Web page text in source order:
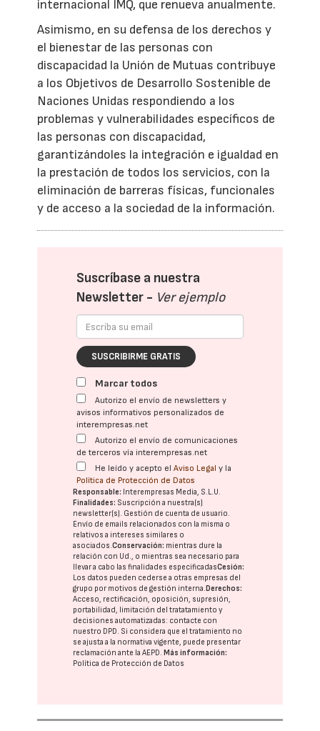
internacional IMQ, que renueva anualmente.
Asimismo, en su defensa de los derechos y
el bienestar de las personas con
discapacidad la Unión de Mutuas contribuye
a los Objetivos de Desarrollo Sostenible de
Naciones Unidas respondiendo a los
problemas y vulnerabilidades específicos de
las personas con discapacidad,
garantizándoles la integración e igualdad en
la prestación de todos los servicios, con la
eliminación de barreras físicas, funcionales
y de acceso a la sociedad de la información.
Suscríbase a nuestra
Newsletter - Ver ejemplo
SUSCRIBIRME GRATIS
Marcar todos
Autorizo el envío de newsletters y
avisos informativos personalizados de
interempresas.net
Autorizo el envío de comunicaciones
de terceros vía interempresas.net
He leído y acepto elAviso Legal y la
Política de Protección de Datos
Responsable: Interempresas Media, S.L.U.
Finalidades: Suscripción a nuestra(s)
newsletter(s). Gestión de cuenta de usuario.
Envío de emails relacionados con la misma o
relativos a intereses similares o
asociados.Conservación: mientras dure la
relación con Ud., o mientras sea necesario para
llevar a cabo las finalidades especificadasCesión:
Los datos pueden cederse a otras empresas del
grupo por motivos de gestión interna. Derechos:
Acceso, rectificación, oposición, supresión,
portabilidad, limitación del tratatamiento y
decisiones automatizadas: contacte con
nuestro DPD. Si considera que el tratamiento no
se ajusta a la normativa vigente, puede presentar
reclamación ante laAEPD. Más información:
Política de Protección de Datos